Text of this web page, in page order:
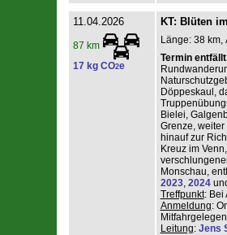
11.04.2026
87 km
17 kg CO2e
KT: Blüten
Länge: 38 km,
Termin
Döppeskaul,
Bielei,
Grenze,
hinauf zur
Kreuz im
Monschau,
2023, 2024
Treffpunkt: Bei
Anmeldung:
Leitung: Jens